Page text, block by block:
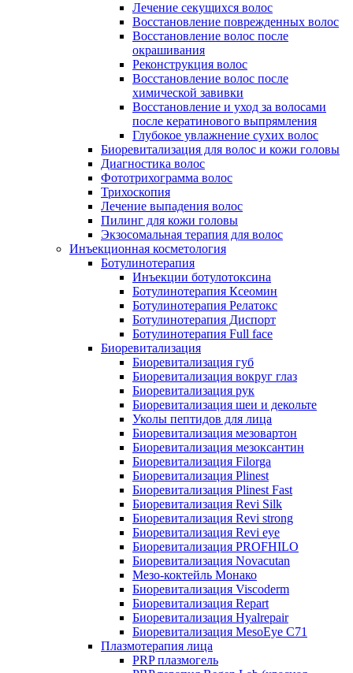
Лечение секущихся волос
Восстановление поврежденных волос
Восстановление волос после
окрашивания
Реконструкция волос
Восстановление волос после
химической завивки
Восстановление и уход за волосами
после кератинового выпрямления
Глубокое увлажнение сухих волос
Биоревитализация для волос и кожи головы
Диагностика волос
Фототрихограмма волос
Трихоскопия
Лечение выпадения волос
Пилинг для кожи головы
Экзосомальная терапия для волос
Инъекционная косметология
Ботулинотерапия
Инъекции ботулотоксина
Ботулинотерапия Ксеомин
Ботулинотерапия Релатокс
Ботулинотерапия Диспорт
Ботулинотерапия Full face
Биоревитализация
Биоревитализация губ
Биоревитализация вокруг глаз
Биоревитализация рук
Биоревитализация шеи и декольте
Уколы пептидов для лица
Биоревитализация мезовартон
Биоревитализация мезоксантин
Биоревитализация Filorga
Биоревитализация Plinest
Биоревитализация Plinest Fast
Биоревитализация Revi Silk
Биоревитализация Revi strong
Биоревитализация Revi eye
Биоревитализация PROFHILO
Биоревитализация Novacutan
Мезо-коктейль Монако
Биоревитализация Viscoderm
Биоревитализация Repart
Биоревитализация Hyalrepair
Биоревитализация MesoEye C71
Плазмотерапия лица
PRP плазмогель